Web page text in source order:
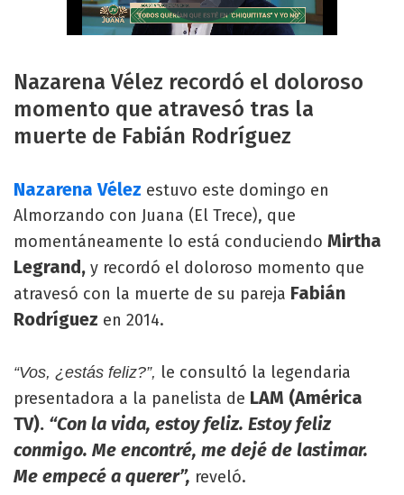
Nazarena Vélez recordó el doloroso
momento que atravesó tras la
muerte de Fabián Rodríguez
Nazarena Vélez estuvo este domingo en
Almorzando con Juana (El Trece), que
momentáneamente lo está conduciendo Mirtha
Legrand, y recordó el doloroso momento que
atravesó con la muerte de su pareja Fabián
Rodríguez en 2014.
“Vos, ¿estás feliz?”, le consultó la legendaria
presentadora a la panelista de LAM (América
TV). “Con la vida, estoy feliz. Estoy feliz
conmigo. Me encontré, me dejé de lastimar.
Me empecé a querer”, reveló.